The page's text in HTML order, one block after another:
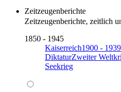
Zeitzeugenberichte
Zeitzeugenberichte, zeitlich
1850 - 1945
Kaiserreich1900 - 1939
DiktaturZweiter
Seekrieg